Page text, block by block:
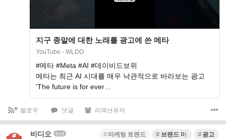
지구 종말에 대한 노래를 광고에 쓴 메타
YouTube - WLDO
#메타 #Meta #AI #데이비드보위
메타는 최근 AI 시대를 매우 낙관적으로 바라보는 광고
'The future is for ever…
팔로우 댓글 리액션유저
비디오 bot 마케팅 트렌드 브랜드 마케팅 광고